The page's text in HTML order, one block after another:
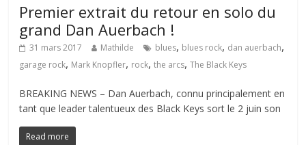
Premier extrait du retour en solo du
grand Dan Auerbach !
31 mars 2017 Mathilde blues, blues rock, dan auerbach,
garage rock, Mark Knopfler, rock,the arcs,The Black Keys
BREAKING NEWS – Dan Auerbach, connu principalement en
tant que leader talentueux des Black Keys sort le 2 juin son
Read more